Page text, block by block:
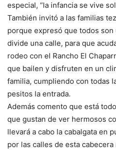
especial, “la infancia se vive
También invitó a las familias
porque expresó que todos son
divide una calle, para que
rodeo con el Rancho El
que bailen y disfruten en un
familia, cumpliendo con todas
pesitos la entrada.
Además comento que está
que gustan de ver hermosos
llevará a cabo la cabalgata en
por las calles de esta cabecera